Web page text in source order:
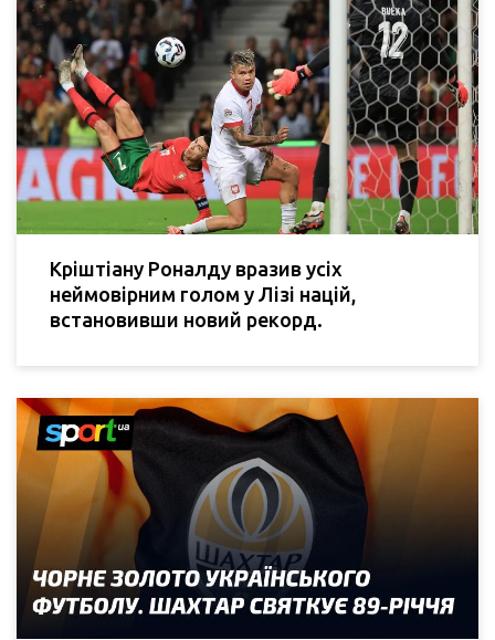
Кріштіану Роналду вразив усіх
неймовірним голом у Лізі націй,
встановивши новий рекорд.